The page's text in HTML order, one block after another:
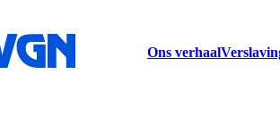
Ons verhaal